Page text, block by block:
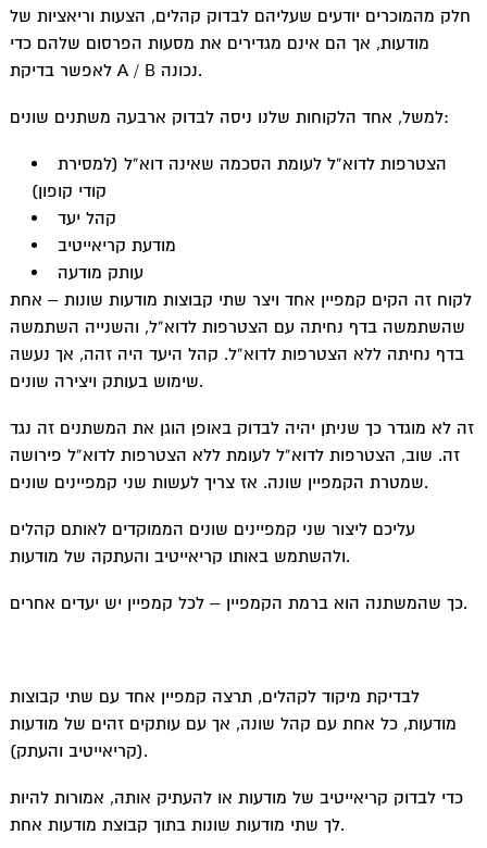
חלק מהמוכרים יודעים שעליהם לבדוק קהלים, הצעות וריאציות של
מודעות, אך הם אינם מגדירים את מסעות הפרסום שלהם כדי
לאפשר בדיקת A / B נכונה.
למשל, אחד הלקוחות שלנו ניסה לבדוק ארבעה משתנים שונים:
הצטרפות לדוא”ל לעומת הסכמה שאינה דוא”ל (למסירת
קודי קופון)
קהל יעד
מודעת קריאייטיב
עותק מודעה
לקוח זה הקים קמפיין אחד ויצר שתי קבוצות מודעות שונות – אחת
שהשתמשה בדף נחיתה עם הצטרפות לדוא”ל, והשנייה השתמשה
בדף נחיתה ללא הצטרפות לדוא”ל. קהל היעד היה זהה, אך נעשה
שימוש בעותק ויצירה שונים.
זה לא מוגדר כך שניתן יהיה לבדוק באופן הוגן את המשתנים זה נגד
זה. שוב, הצטרפות לדוא”ל לעומת ללא הצטרפות לדוא”ל פירושה
שמטרת הקמפיין שונה. אז צריך לעשות שני קמפיינים שונים.
עליכם ליצור שני קמפיינים שונים הממוקדים לאותם קהלים
ולהשתמש באותו קריאייטיב והעתקה של מודעות.
כך שהמשתנה הוא ברמת הקמפיין – לכל קמפיין יש יעדים אחרים.
לבדיקת מיקוד לקהלים, תרצה קמפיין אחד עם שתי קבוצות
מודעות, כל אחת עם קהל שונה, אך עם עותקים זהים של מודעות
(קריאייטיב והעתק).
כדי לבדוק קריאייטיב של מודעות או להעתיק אותה, אמורות להיות
לך שתי מודעות שונות בתוך קבוצת מודעות אחת.